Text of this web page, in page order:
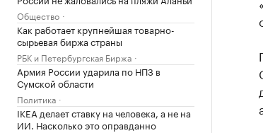
Общество
Как работает крупнейшая товарно-
сырьевая биржа страны
РБК и Петербургская Биржа
Армия России ударила по НПЗ в
Сумской области
Политика
IKEA делает ставку на человека, а не на
ИИ. Насколько это оправданно